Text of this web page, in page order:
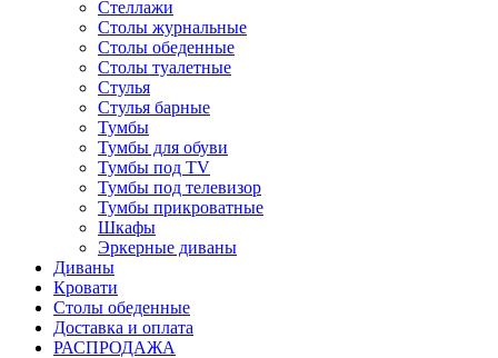
Стеллажи
Столы журнальные
Столы обеденные
Столы туалетные
Стулья
Стулья барные
Тумбы
Тумбы для обуви
Тумбы под TV
Тумбы под телевизор
Тумбы прикроватные
Шкафы
Эркерные диваны
Диваны
Кровати
Столы обеденные
Доставка и оплата
РАСПРОДАЖА